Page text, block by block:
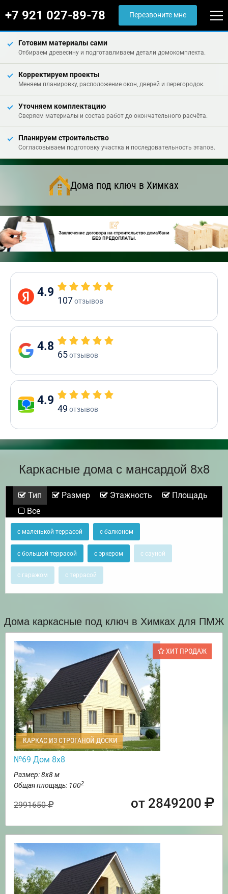
+7 921 027-89-78 Перезвоните мне
Готовим материалы сами
Отбираем древесину и подготавливаем детали домокомплекта.
Корректируем проекты
Меняем планировку, расположение окон, дверей и перегородок.
Уточняем комплектацию
Сверяем материалы и состав работ до окончательного расчёта.
Планируем строительство
Согласовываем подготовку участка и последовательность этапов.
Дома под ключ в Химках
4.9
107отзывов
4.8
65отзывов
4.9
49 отзывов
Каркасные дома с мансардой 8х8
Тип Размер Этажность
Площадь
Все
с маленькой террасой с балконом
с большой террасой с эркером с сауной
с гаражом с террасой
Дома каркасные под ключ в Химках для ПМЖ
ХИТ ПРОДАЖ
КАРКАС ИЗ СТРОГАНОЙ ДОСКИ
№69 Дом 8х8
Размер: 8х8 м
Общая площадь: 1002
2991650 от 2849200